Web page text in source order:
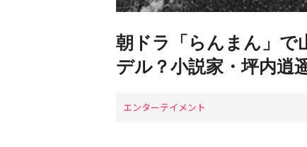
朝ドラ「らんまん」で
デル？小説家・坪内
エンターテイメント